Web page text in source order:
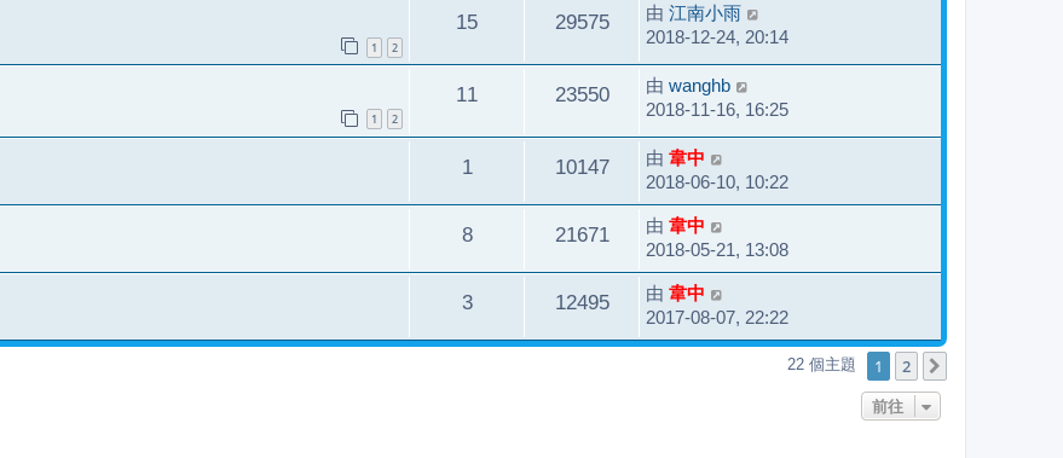
1 2
15 29575 由 江南小雨
2018-12-24, 20:14
1 2
11 23550 由 wanghb
2018-11-16, 16:25
1 10147 由 韋中
2018-06-10, 10:22
8 21671 由 韋中
2018-05-21, 13:08
3 12495 由 韋中
2017-08-07, 22:22
22 個主題 1 2
前往